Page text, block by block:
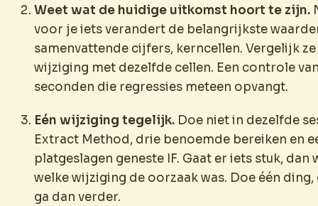
Weet wat de huidige uitkomst hoort te zijn.
voor je iets verandert de belangrijkste
samenvattende cijfers, kerncellen. Vergelijk ze
wijziging met dezelfde cellen. Een controle
seconden die regressies meteen opvangt.
Eén wijziging tegelijk. Doe niet in dezelfde
Extract Method, drie benoemde bereiken en
platgeslagen geneste IF. Gaat er iets stuk, dan
welke wijziging de oorzaak was. Doe één
ga dan verder.